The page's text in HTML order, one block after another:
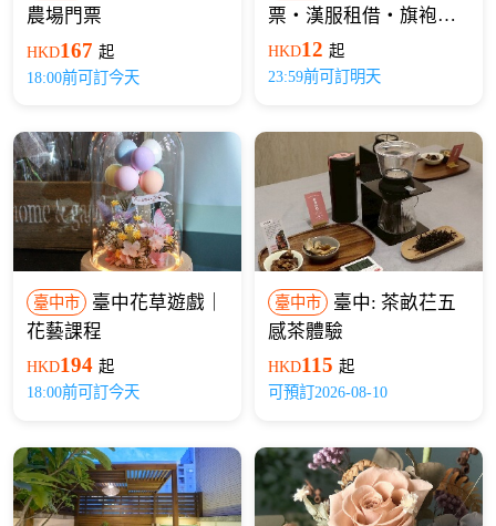
農場門票
HKD167 起
18:00前可訂今天
票・漢服租借・旗袍租
借
HKD12 起
23:59前可訂明天
臺中市
臺中花草遊戲｜
花藝課程
HKD194 起
18:00前可訂今天
臺中市
臺中: 茶畝芢五
感茶體驗
HKD115 起
可預訂2026-08-10